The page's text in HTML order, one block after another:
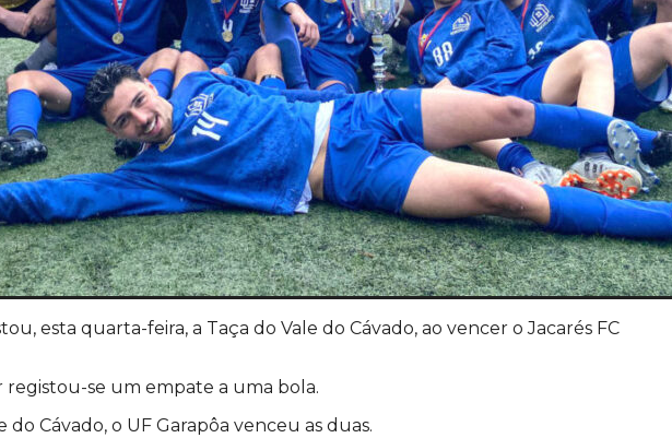
esta quarta-feira, a Taça do Vale do Cávado, ao vencer o Jacarés FC
se um empate a uma bola.
do Cávado, o UF Garapôa venceu as duas.